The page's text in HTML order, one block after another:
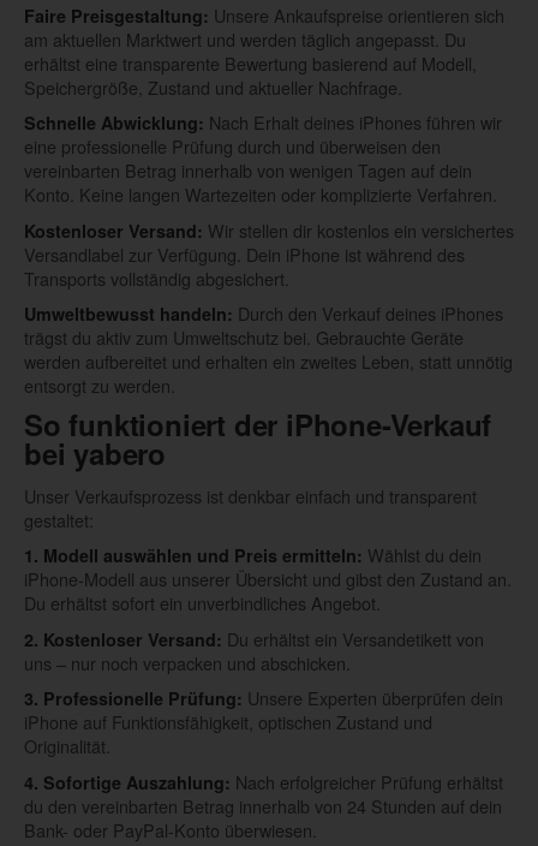
Faire Preisgestaltung: Unsere Ankaufspreise orientieren sich
am aktuellen Marktwert und werden täglich angepasst. Du
erhältst eine transparente Bewertung basierend auf Modell,
Speichergröße, Zustand und aktueller Nachfrage.
Schnelle Abwicklung: Nach Erhalt deines iPhones führen wir
eine professionelle Prüfung durch und überweisen den
vereinbarten Betrag innerhalb von wenigen Tagen auf dein
Konto. Keine langen Wartezeiten oder komplizierte Verfahren.
Kostenloser Versand: Wir stellen dir kostenlos ein versichertes
Versandlabel zur Verfügung. Dein iPhone ist während des
Transports vollständig abgesichert.
Umweltbewusst handeln: Durch den Verkauf deines iPhones
trägst du aktiv zum Umweltschutz bei. Gebrauchte Geräte
werden aufbereitet und erhalten ein zweites Leben, statt unnötig
entsorgt zu werden.
So funktioniert der iPhone-Verkauf
bei yabero
Unser Verkaufsprozess ist denkbar einfach und transparent
gestaltet:
1. Modell auswählen und Preis ermitteln: Wählst du dein
iPhone-Modell aus unserer Übersicht und gibst den Zustand an.
Du erhältst sofort ein unverbindliches Angebot.
2. Kostenloser Versand: Du erhältst ein Versandetikett von
uns – nur noch verpacken und abschicken.
3. Professionelle Prüfung: Unsere Experten überprüfen dein
iPhone auf Funktionsfähigkeit, optischen Zustand und
Originalität.
4. Sofortige Auszahlung: Nach erfolgreicher Prüfung erhältst
du den vereinbarten Betrag innerhalb von 24 Stunden auf dein
Bank- oder PayPal-Konto überwiesen.